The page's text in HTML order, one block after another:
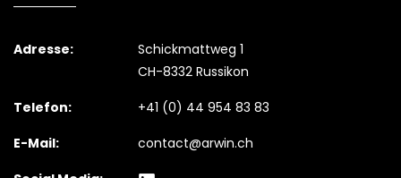
Adresse:
Schickmattweg 1
CH-8332 Russikon
Telefon:
+41 (0) 44 954 83 83
E-Mail:
contact@arwin.ch